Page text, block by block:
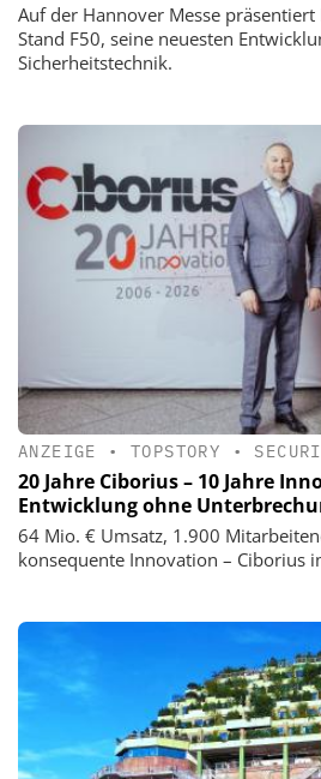
Auf der Hannover Messe
Stand F50, seine neuesten
Sicherheitstechnik.
ANZEIGE •TOPSTORY •
20 Jahre Ciborius – 10 Jahre
Entwicklung ohne
64 Mio. € Umsatz, 1.900
konsequente Innovation – Ciborius